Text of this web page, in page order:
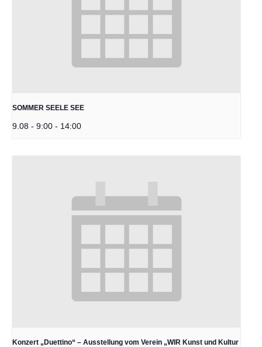
SOMMER SEELE SEE
9.08 - 9:00 - 14:00
Konzert „Duettino“ – Ausstellung vom Verein „WIR Kunst und Kultur